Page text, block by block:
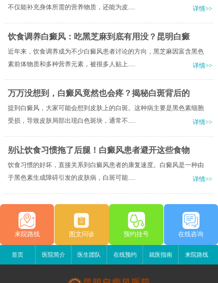
不仅能补充身体所需的营养物质，还能为皮.....
详情>>
饮食调养白癜风：吃黑芝麻到底有用没？昆明白癜
近年来，饮食调养成为不少白癜风患者讨论的方向，黑芝麻因富含黑色
素前体物质和多种营养元素，被很多人贴上.....
详情>>
万万没想到，白癜风竟然也会疼？揭秘白斑背后的
提到白癜风，大家可能会想到皮肤上的白斑。这种病主要是黑色素细胞
受损，导致皮肤局部出现白色斑块，通常不.....
详情>>
别让饮食习惯拖了后腿！白癜风患者避开这些食物
饮食习惯的好坏，直接关系到白癜风患者的康复速度。白癜风是一种由
于黑色素生成障碍引发的皮肤病，白斑可能.....
详情>>
来院路线 图文问诊 预约挂号 在线咨询
首页 医院简介 医生团队 在线预约 就医指南 来院路线